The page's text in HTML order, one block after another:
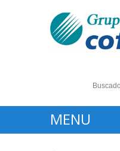
MENU